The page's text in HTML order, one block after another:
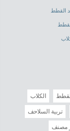
القطط
الكلاب
تربية السلاحف
مصنف